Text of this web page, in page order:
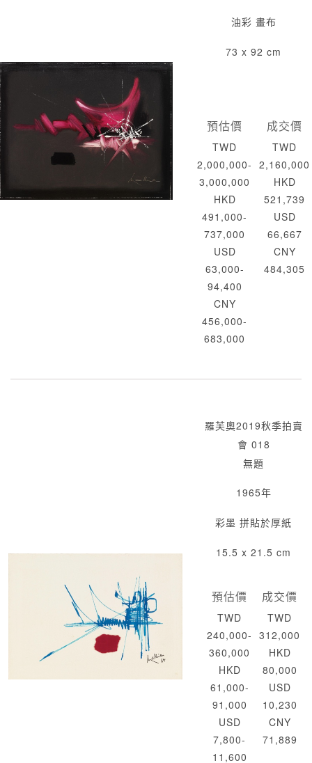
油彩 畫布
73 x 92 cm
預估價
TWD
2,000,000-
3,000,000
HKD
491,000-
737,000
USD
63,000-
94,400
CNY
456,000-
683,000
成交價
TWD
2,160,000
HKD
521,739
USD
66,667
CNY
484,305
羅芙奧2019秋季拍賣
會 018
無題
1965年
彩墨 拼貼於厚紙
15.5 x 21.5 cm
預估價
TWD
240,000-
360,000
HKD
61,000-
91,000
USD
7,800-
11,600
成交價
TWD
312,000
HKD
80,000
USD
10,230
CNY
71,889